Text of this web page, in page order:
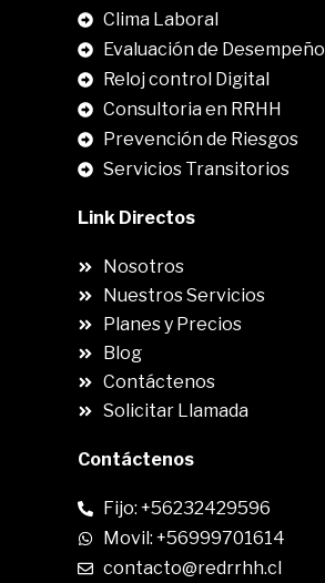
Clima Laboral
Evaluación de Desempeño
Reloj control Digital
Consultoria en RRHH
Prevención de Riesgos
Servicios Transitorios
Link Directos
Nosotros
Nuestros Servicios
Planes y Precios
Blog
Contáctenos
Solicitar Llamada
Contáctenos
Fijo: +56232429596
Movil: +56999701614
contacto@redrrhh.cl